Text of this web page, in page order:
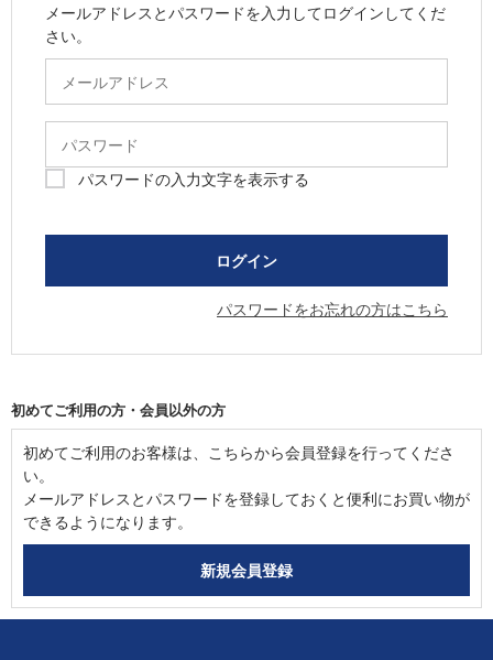
メールアドレスとパスワードを入力してログインしてくだ
さい。
パスワードの入力文字を表示する
パスワードをお忘れの方はこちら
初めてご利用の方・会員以外の方
初めてご利用のお客様は、こちらから会員登録を行ってくださ
い。
メールアドレスとパスワードを登録しておくと便利にお買い物が
できるようになります。